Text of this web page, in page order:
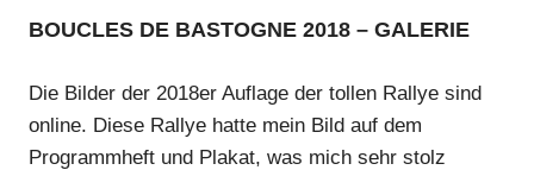
BOUCLES DE BASTOGNE 2018 – GALERIE
Die Bilder der 2018er Auflage der tollen Rallye sind
online. Diese Rallye hatte mein Bild auf dem
Programmheft und Plakat, was mich sehr stolz